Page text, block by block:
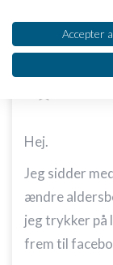
SaliliSkrevet
Hej.
Jeg sidder
ændre
jeg trykker på
frem til
Se partnerliste (2
Vi bruger dine data til
IAB's
Opbevare og/
Bruge
Oprette
Bruge profiler
annoncering
Accepter